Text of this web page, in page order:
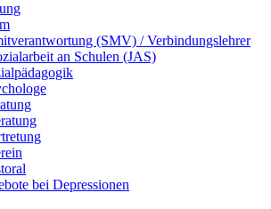
(SMV) / Verbindungslehrer
an Schulen (JAS)
bei Depressionen